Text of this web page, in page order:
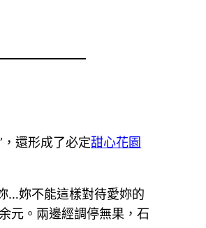
，還形成了必定甜心花園
…妳不能這樣對待愛妳的
元。兩邊經調停無果，石